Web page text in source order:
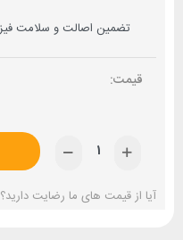
آیا از قیمت های ما رضایت دارید؟